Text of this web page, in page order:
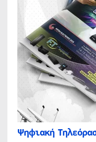
Ψηφιακή